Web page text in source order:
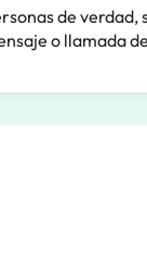
de verdad,
o llamada